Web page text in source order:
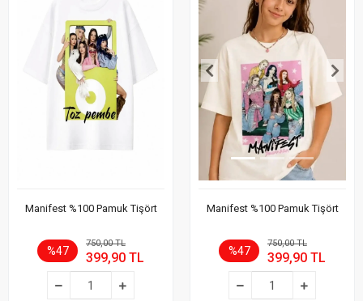
Manifest %100 Pamuk Tişört
%47
750,00 TL
399,90 TL
Manifest %100 Pamuk Tişört
%47
750,00 TL
399,90 TL